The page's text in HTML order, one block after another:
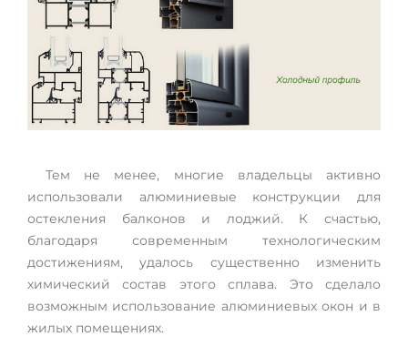
Тем не менее, многие владельцы активно
использовали алюминиевые конструкции для
остекления балконов и лоджий. К счастью,
благодаря современным технологическим
достижениям, удалось существенно изменить
химический состав этого сплава. Это сделало
возможным использование алюминиевых окон и в
жилых помещениях.